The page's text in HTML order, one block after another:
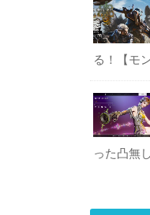
る！【モ
った凸無